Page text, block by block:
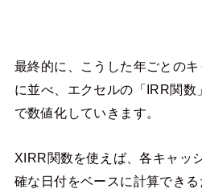
最終的に、こうした年ごとの
に並べ、エクセルの「IRR関
で数値化していきます。
XIRR関数を使えば、各キャッ
確な日付をベースに計算でき